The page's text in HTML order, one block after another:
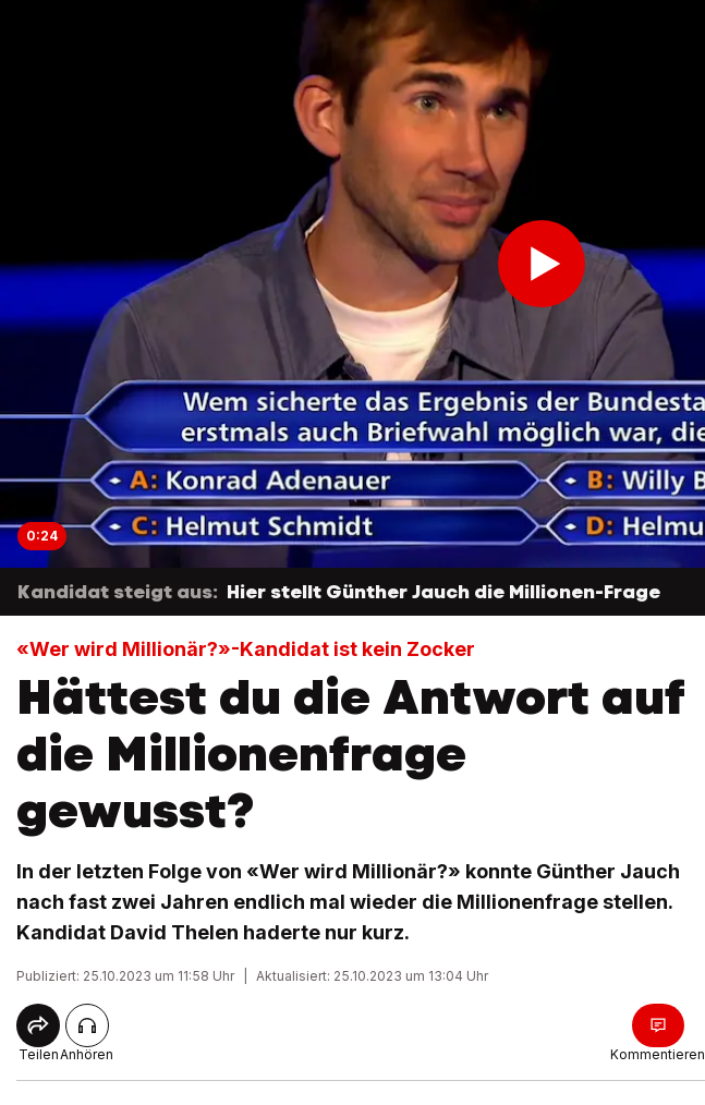
0:24
Kandidat steigt aus: Hier stellt Günther Jauch die Millionen-Frage
«Wer wird Millionär?»-Kandidat ist kein Zocker
Hättest du die Antwort auf
die Millionenfrage
gewusst?
In der letzten Folge von «Wer wird Millionär?» konnte Günther Jauch
nach fast zwei Jahren endlich mal wieder die Millionenfrage stellen.
Kandidat David Thelen haderte nur kurz.
Publiziert: 25.10.2023 um 11:58 Uhr Aktualisiert: 25.10.2023 um 13:04 Uhr
TeilenAnhören Kommentieren